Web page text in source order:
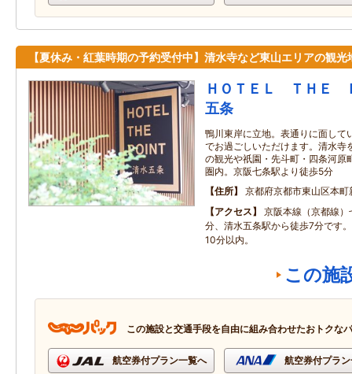
【夏休み・紅葉時期の予約受付中】清水寺など東山エリアの観光
ＨＯＴＥＬ ＴＨＥ
五条
鴨川東岸に立地。表通りに面して
でお過ごしいただけます。清水寺
の観光や祇園・先斗町・四条河原
圏内。京阪七条駅より徒歩5分
住所
京都府京都市東山区本
アクセス
京阪本線（京都線
分、清水五条駅から徒歩7分です
10分以内。
この施
この施設と交通手段を自由に組み合わせたおトクな
航空券付プラン一覧へ 航空券付プラ